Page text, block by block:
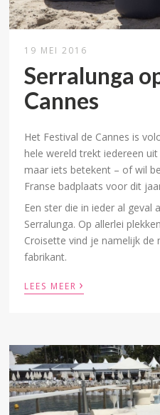
19 MEI 2016
Serralunga
Cannes
Het Festival de Cannes is
hele wereld trekt iedereen
maar iets betekent – of wil
Franse badplaats voor dit
Een ster die in ieder al geval
Serralunga. Op allerlei
Croisette vind je namelijk de
fabrikant.
LEES MEER ›